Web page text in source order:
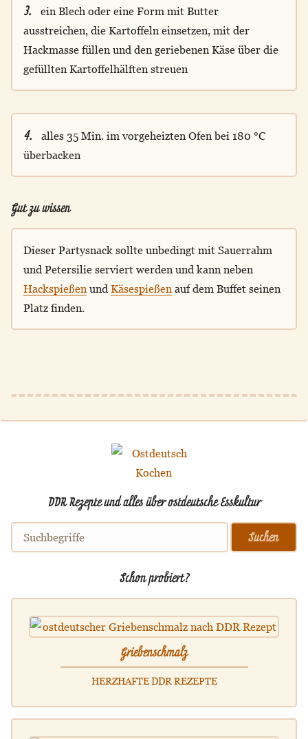
3.
ein Blech oder eine Form mit Butter
ausstreichen, die Kartoffeln einsetzen, mit der
Hackmasse füllen und den geriebenen Käse über die
gefüllten Kartoffelhälften streuen
4.
alles 35 Min. im vorgeheizten Ofen bei 180 °C
überbacken
Gut zu wissen
Dieser Partysnack sollte unbedingt mit Sauerrahm
und Petersilie serviert werden und kann neben
Hackspießen und Käsespießen auf dem Buffet seinen
Platz finden.
DDR Rezepte und alles über ostdeutsche Esskultur
Schon probiert?
Griebenschmalz
HERZHAFTE DDR REZEPTE